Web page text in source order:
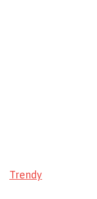
Trendy